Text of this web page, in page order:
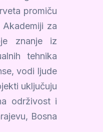
promiču
za
znanje iz
tehnika
vodi ljude
uključuju
održivost i
Bosna